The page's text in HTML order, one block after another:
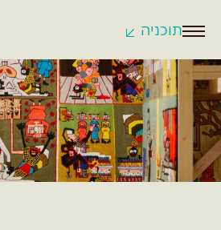
לחצו
לפתיחת
התפריט
תוכניה